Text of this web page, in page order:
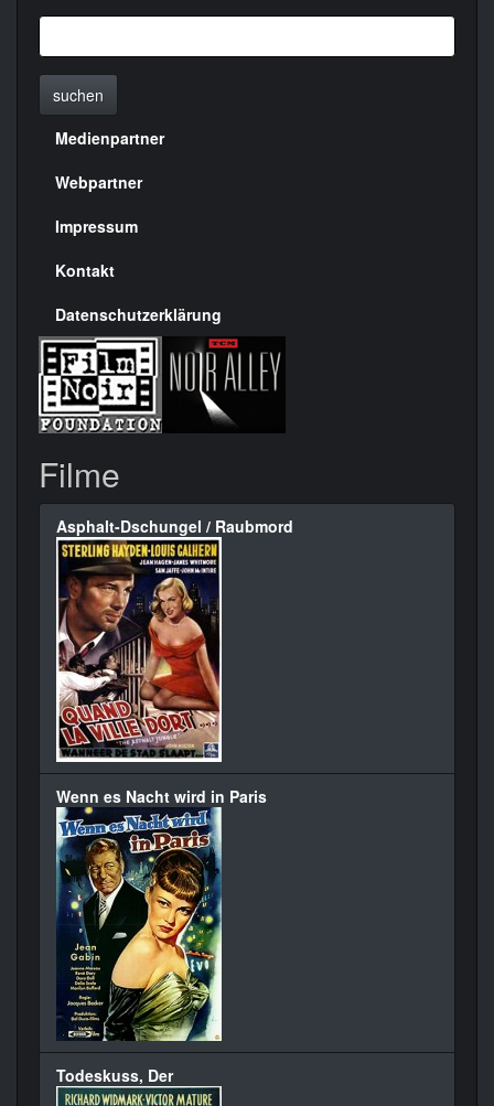
suchen
Menülinks
rechte
Seite
Medienpartner
Webpartner
Impressum
Kontakt
Datenschutzerklärung
Filme
Asphalt-Dschungel / Raubmord
Wenn es Nacht wird in Paris
Todeskuss, Der